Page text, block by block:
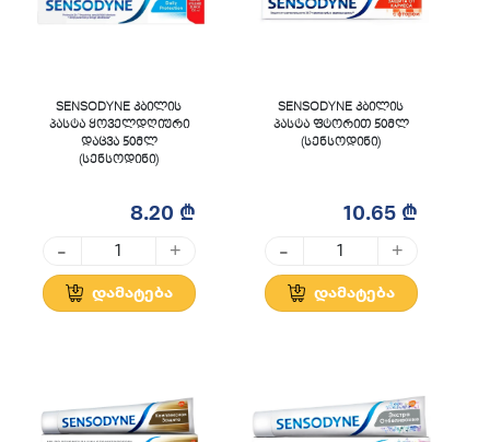
SENSODYNE კბილის
პასტა ყოველდღიური
დაცვა 50მლ
(სენსოდინი)
8.20 ₾
- +
დამატება
SENSODYNE კბილის
პასტა ფტორით 50მლ
(სენსოდინი)
10.65 ₾
- +
დამატება